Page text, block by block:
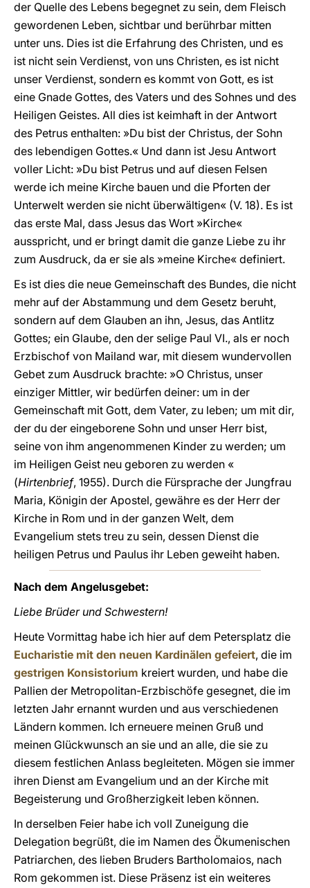
der Quelle des Lebens begegnet zu sein, dem Fleisch
gewordenen Leben, sichtbar und berührbar mitten
unter uns. Dies ist die Erfahrung des Christen, und es
ist nicht sein Verdienst, von uns Christen, es ist nicht
unser Verdienst, sondern es kommt von Gott, es ist
eine Gnade Gottes, des Vaters und des Sohnes und des
Heiligen Geistes. All dies ist keimhaft in der Antwort
des Petrus enthalten: »Du bist der Christus, der Sohn
des lebendigen Gottes.« Und dann ist Jesu Antwort
voller Licht: »Du bist Petrus und auf diesen Felsen
werde ich meine Kirche bauen und die Pforten der
Unterwelt werden sie nicht überwältigen« (V. 18). Es ist
das erste Mal, dass Jesus das Wort »Kirche«
ausspricht, und er bringt damit die ganze Liebe zu ihr
zum Ausdruck, da er sie als »meine Kirche« definiert.
Es ist dies die neue Gemeinschaft des Bundes, die nicht
mehr auf der Abstammung und dem Gesetz beruht,
sondern auf dem Glauben an ihn, Jesus, das Antlitz
Gottes; ein Glaube, den der selige Paul VI., als er noch
Erzbischof von Mailand war, mit diesem wundervollen
Gebet zum Ausdruck brachte: »O Christus, unser
einziger Mittler, wir bedürfen deiner: um in der
Gemeinschaft mit Gott, dem Vater, zu leben; um mit dir,
der du der eingeborene Sohn und unser Herr bist,
seine von ihm angenommenen Kinder zu werden; um
im Heiligen Geist neu geboren zu werden «
(Hirtenbrief, 1955). Durch die Fürsprache der Jungfrau
Maria, Königin der Apostel, gewähre es der Herr der
Kirche in Rom und in der ganzen Welt, dem
Evangelium stets treu zu sein, dessen Dienst die
heiligen Petrus und Paulus ihr Leben geweiht haben.
Nach dem Angelusgebet:
Liebe Brüder und Schwestern!
Heute Vormittag habe ich hier auf dem Petersplatz die
Eucharistie mit den neuen Kardinälen gefeiert, die im
gestrigen Konsistorium kreiert wurden, und habe die
Pallien der Metropolitan-Erzbischöfe gesegnet, die im
letzten Jahr ernannt wurden und aus verschiedenen
Ländern kommen. Ich erneuere meinen Gruß und
meinen Glückwunsch an sie und an alle, die sie zu
diesem festlichen Anlass begleiteten. Mögen sie immer
ihren Dienst am Evangelium und an der Kirche mit
Begeisterung und Großherzigkeit leben können.
In derselben Feier habe ich voll Zuneigung die
Delegation begrüßt, die im Namen des Ökumenischen
Patriarchen, des lieben Bruders Bartholomaios, nach
Rom gekommen ist. Diese Präsenz ist ein weiteres